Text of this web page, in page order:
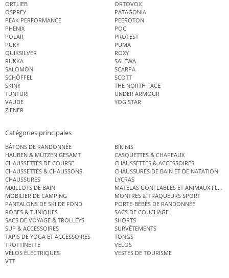
ORTLIEB
ORTOVOX
OSPREY
PATAGONIA
PEAK PERFORMANCE
PEEROTON
PHENIX
POC
POLAR
PROTEST
PUKY
PUMA
QUIKSILVER
ROXY
RUKKA
SALEWA
SALOMON
SCARPA
SCHÖFFEL
SCOTT
SKINY
THE NORTH FACE
TUNTURI
UNDER ARMOUR
VAUDE
YOGISTAR
ZIENER
Catégories principales
BÂTONS DE RANDONNÉE
BIKINIS
HAUBEN & MÜTZEN GESAMT
CASQUETTES & CHAPEAUX
CHAUSSETTES DE COURSE
CHAUSSETTES & ACCESSOIRES
CHAUSSETTES & CHAUSSONS
CHAUSSURES DE BAIN ET DE NATATION
CHAUSSURES
LYCRAS
MAILLOTS DE BAIN
MATELAS GONFLABLES ET ANIMAUX
MOBILIER DE CAMPING
MONTRES & TRAQUEURS SPORT
PANTALONS DE SKI DE FOND
PORTE-BÉBÉS DE RANDONNÉE
ROBES & TUNIQUES
SACS DE COUCHAGE
SACS DE VOYAGE & TROLLEYS
SHORTS
SUP & ACCESSOIRES
SURVÊTEMENTS
TAPIS DE YOGA ET ACCESSOIRES
TONGS
TROTTINETTE
VÉLOS
VÉLOS ÉLECTRIQUES
VESTES DE TOURISME
VTT